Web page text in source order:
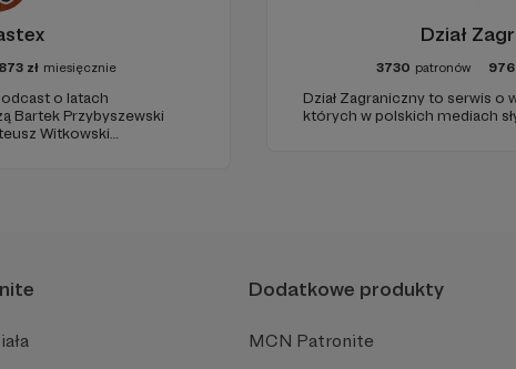
zł miesięcznie
o latach
Bartek Przybyszewski
Witkowski
Dział
3730 patronów
Dział Zagraniczny to serwis o
których w polskich mediach
Dodatkowe produkty
MCN Patronite